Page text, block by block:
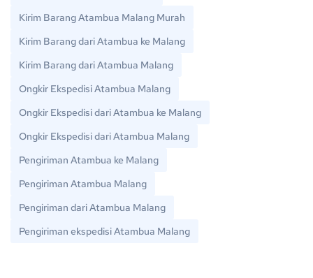
Kirim Barang Atambua Malang Murah
Kirim Barang dari Atambua ke Malang
Kirim Barang dari Atambua Malang
Ongkir Ekspedisi Atambua Malang
Ongkir Ekspedisi dari Atambua ke Malang
Ongkir Ekspedisi dari Atambua Malang
Pengiriman Atambua ke Malang
Pengiriman Atambua Malang
Pengiriman dari Atambua Malang
Pengiriman ekspedisi Atambua Malang